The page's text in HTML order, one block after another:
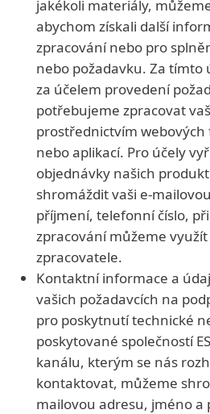
jakékoli materiály,
abychom získali další
zpracování nebo pro
nebo požadavku. Za tímto
za účelem provedení
potřebujeme zpracovat
prostřednictvím
nebo aplikací. Pro účely
objednávky našich
shromáždit vaši e-
příjmení, telefonní číslo,
zpracování můžeme
zpracovatele.
Kontaktní informace a
vašich požadavcích na
pro poskytnutí technické
poskytované společností
kanálu, kterým se nás
kontaktovat, můžeme
mailovou adresu, jméno